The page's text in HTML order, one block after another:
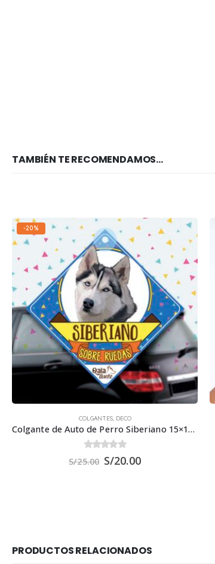
TAMBIÉN TE RECOMENDAMOS…
-20%
COLGANTES, DECO
Colgante de Auto de Perro Siberiano 15×15 cm.
out of 5
S/25.00 S/20.00
PRODUCTOS RELACIONADOS